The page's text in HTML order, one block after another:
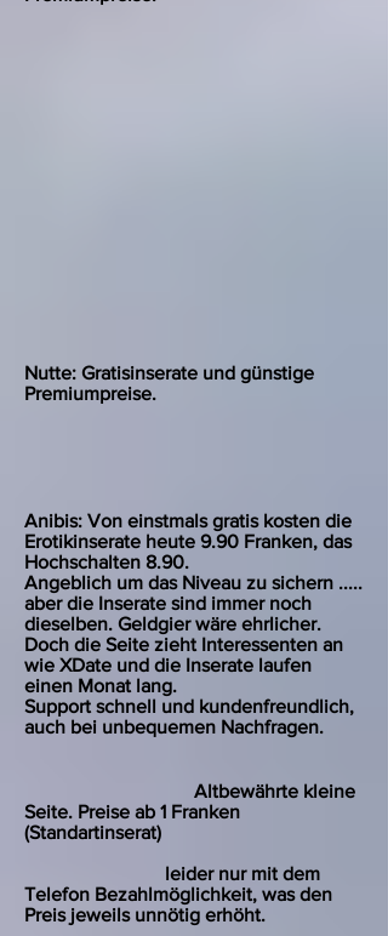
Nutte: Gratisinserate und günstige
Premiumpreise.
Anibis: Von einstmals gratis kosten die
Erotikinserate heute 9.90 Franken, das
Hochschalten 8.90.
Angeblich um das Niveau zu sichern .....
aber die Inserate sind immer noch
dieselben. Geldgier wäre ehrlicher.
Doch die Seite zieht Interessenten an
wie XDate und die Inserate laufen
einen Monat lang.
Support schnell und kundenfreundlich,
auch bei unbequemen Nachfragen.
Altbewährte kleine
Seite. Preise ab 1 Franken
(Standartinserat)
leider nur mit dem
Telefon Bezahlmöglichkeit, was den
Preis jeweils unnötig erhöht.